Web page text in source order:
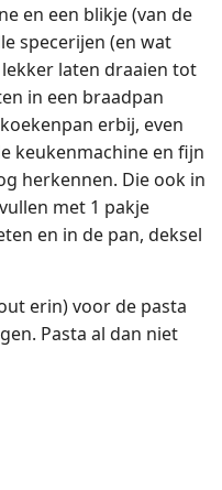
en een blikje (van de
specerijen (en wat
laten draaien tot
in een braadpan
erbij, even
keukenmachine en fijn
herkennen. Die ook in
met 1 pakje
en in de pan, deksel
erin) voor de pasta
Pasta al dan niet